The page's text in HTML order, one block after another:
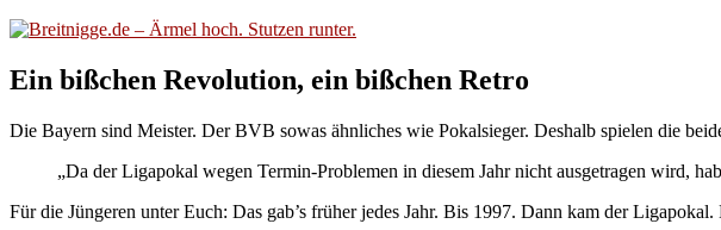
Ein bißchen Revolution, ein bißchen Retro
Die Bayern sind Meister. Der BVB sowas ähnliches wie Pokalsieger. Deshalb spielen die
„Da der Ligapokal wegen Termin-Problemen in diesem Jahr nicht ausgetragen wird,
Für die Jüngeren unter Euch: Das gab’s früher jedes Jahr. Bis 1997. Dann kam der